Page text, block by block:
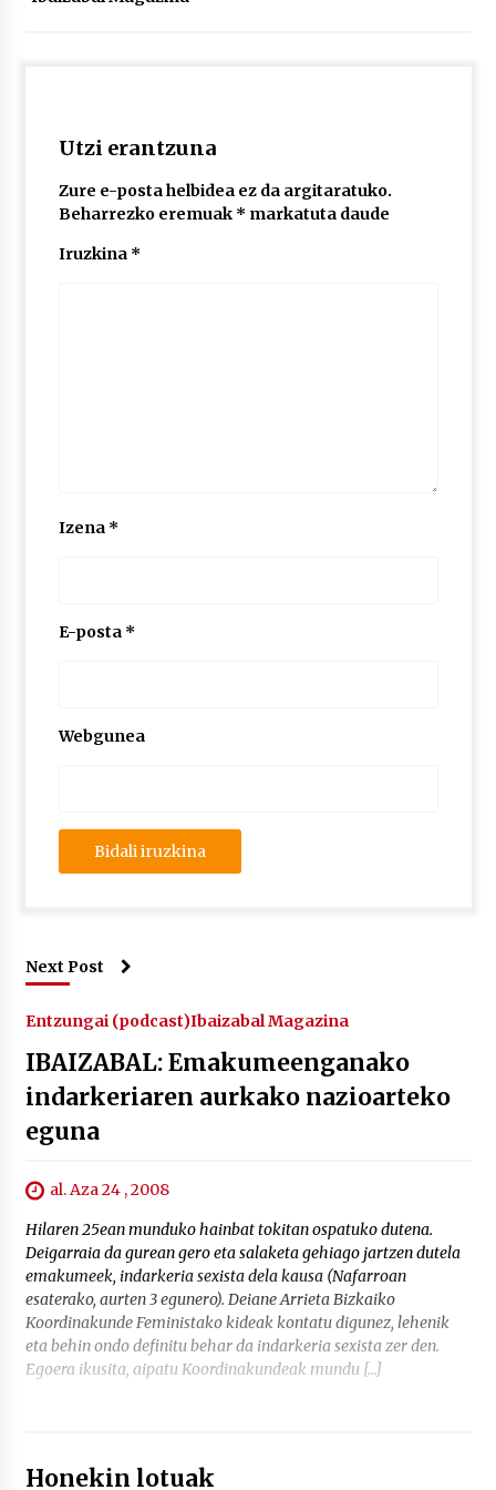
Larunbatean Plentziako Itsas Martxa ospatuko
2026/07/07
Utzi erantzuna
Zure e-posta helbidea ez da argitaratuko.
Beharrezko eremuak * markatuta daude
Iruzkina *
Izena *
E-posta *
Webgunea
Next Post
Entzungai (podcast)Ibaizabal Magazina
IBAIZABAL: Emakumeenganako
indarkeriaren aurkako nazioarteko
eguna
al. Aza 24 , 2008
Hilaren 25ean munduko hainbat tokitan ospatuko dutena.
Deigarraia da gurean gero eta salaketa gehiago jartzen dutela
emakumeek, indarkeria sexista dela kausa (Nafarroan
esaterako, aurten 3 egunero). Deiane Arrieta Bizkaiko
Koordinakunde Feministako kideak kontatu digunez, lehenik
eta behin ondo definitu behar da indarkeria sexista zer den.
Egoera ikusita, aipatu Koordinakundeak mundu […]
Honekin lotuak